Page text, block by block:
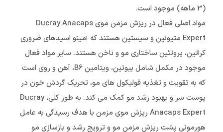
(3 ماهه) موجود است.
مواد اصلی فعال در ریزش مزمن موی Ducray Anacaps
Expert متیونین و سیستین هستند که آمینو اسیدهای ضروری
کراتین، پروتئین ساختاری مو و ناخن هستند. سایر مواد فعال
موجود در مکمل شامل بیوتین، ویتامین B6، آهن و روی است
که به تقویت و تغذیه فولیکول های مو، تحریک گردش خون در
پوست سر و بهبود رشد مو کمک می کند. به طور کلی، Ducray
Anacaps Expert ریزش موی مزمن با هدف رسیدگی به عامل
هورمونی پشت ریزش مزمن مو و ترویج رشد و بازسازی مو